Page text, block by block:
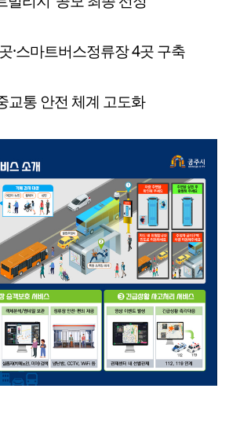
·스마트버스정류장 4곳 구축
교통 안전 체계 고도화